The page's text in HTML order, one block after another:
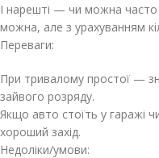
І нарешті — чи можна часто
можна, але з урахуванням
Переваги:
При тривалому простої —
зайвого розряду.
Якщо авто стоїть у гаражі
хороший захід.
Недоліки/умови: